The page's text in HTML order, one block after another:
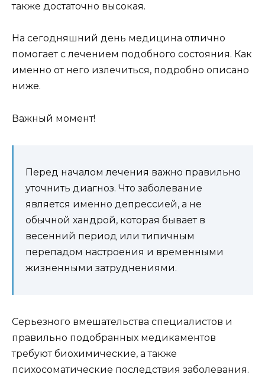
также достаточно высокая.
На сегодняшний день медицина отлично
помогает с лечением подобного состояния. Как
именно от него излечиться, подробно описано
ниже.
Важный момент!
Перед началом лечения важно правильно
уточнить диагноз. Что заболевание
является именно депрессией, а не
обычной хандрой, которая бывает в
весенний период или типичным
перепадом настроения и временными
жизненными затруднениями.
Серьезного вмешательства специалистов и
правильно подобранных медикаментов
требуют биохимические, а также
психосоматические последствия заболевания.